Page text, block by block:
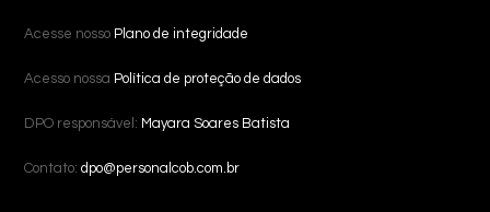
Acesse nosso Plano de integridade
Acesso nossa Política de proteção de dados
DPO responsável: Mayara Soares Batista
Contato:dpo@personalcob.com.br